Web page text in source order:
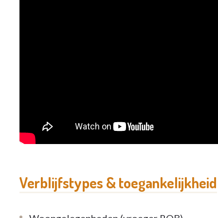
Voor meer foto's van Damiaan, zie onze
Verblijfstypes & toegankelijkheid